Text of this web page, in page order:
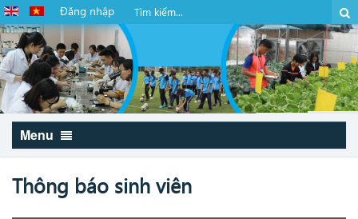
Đăng nhập
Menu
Thông báo sinh viên